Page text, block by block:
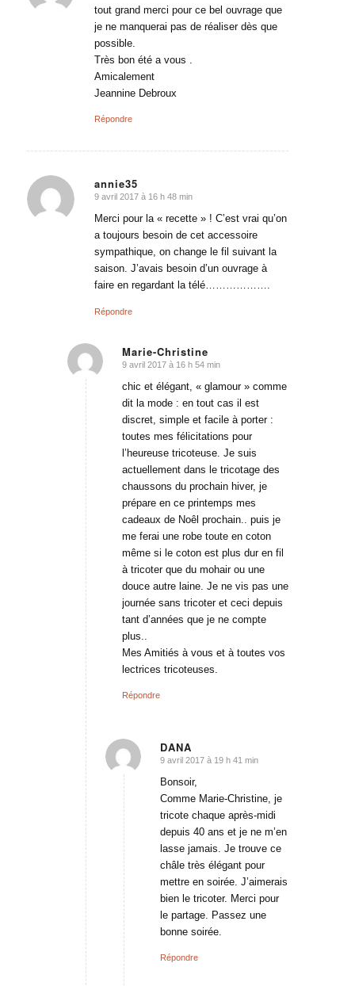
:
tout grand merci pour ce bel ouvrage que
je ne manquerai pas de réaliser dès que
possible.
Très bon été a vous .
Amicalement
Jeannine Debroux
Répondre
annie35
dit
:
9 avril 2017 à 16 h 48 min
Merci pour la « recette » ! C’est vrai qu’on
a toujours besoin de cet accessoire
sympathique, on change le fil suivant la
saison. J’avais besoin d’un ouvrage à
faire en regardant la télé……………….
Répondre
Marie-Christine
dit
9 avril 2017 à 16 h 54 min
chic et élégant, « glamour » comme
dit la mode : en tout cas il est
discret, simple et facile à porter :
toutes mes félicitations pour
l’heureuse tricoteuse. Je suis
actuellement dans le tricotage des
chaussons du prochain hiver, je
prépare en ce printemps mes
cadeaux de Noêl prochain.. puis je
me ferai une robe toute en coton
même si le coton est plus dur en fil
à tricoter que du mohair ou une
douce autre laine. Je ne vis pas une
journée sans tricoter et ceci depuis
tant d’années que je ne compte
plus..
Mes Amitiés à vous et à toutes vos
lectrices tricoteuses.
Répondre
DANA
dit
9 avril 2017 à 19 h 41 min
Bonsoir,
Comme Marie-Christine, je
tricote chaque après-midi
depuis 40 ans et je ne m’en
lasse jamais. Je trouve ce
châle très élégant pour
mettre en soirée. J’aimerais
bien le tricoter. Merci pour
le partage. Passez une
bonne soirée.
Répondre